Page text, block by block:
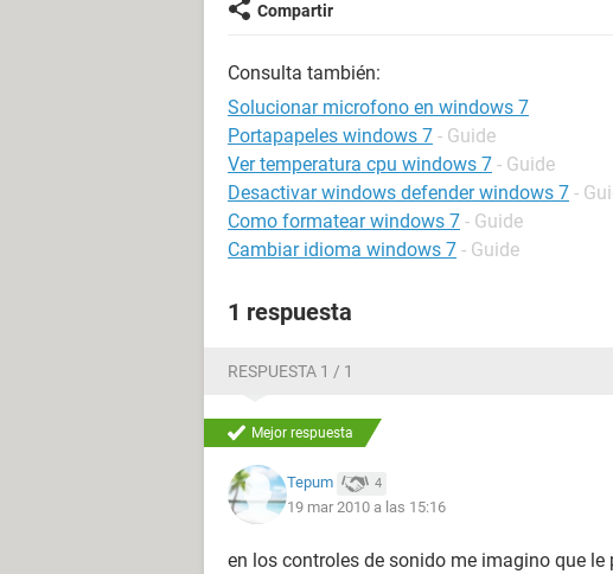
Compartir
Consulta también:
Solucionar microfono en windows 7
Portapapeles windows 7 - Guide
Ver temperatura cpu windows 7 - Guide
Desactivar windows defender windows 7 -
Como formatear windows 7 - Guide
Cambiar idioma windows 7 - Guide
1 respuesta
RESPUESTA 1 / 1
Mejor respuesta
Tepum 4
19 mar 2010 a las 15:16
en los controles de sonido me imagino que